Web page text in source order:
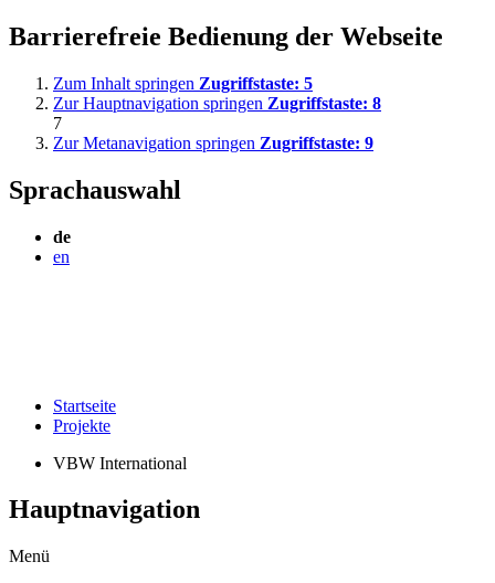
Barrierefreie Bedienung der Webseite
Zum Inhalt springen Zugriffstaste: 5
Zur Hauptnavigation springen Zugriffstaste: 8
7
Zur Metanavigation springen Zugriffstaste: 9
Sprachauswahl
de
en
Startseite
Projekte
VBW International
Hauptnavigation
Menü